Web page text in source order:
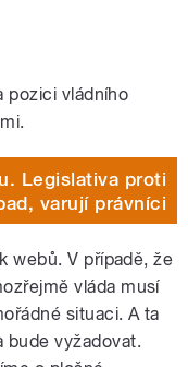
pozici vládního
Legislativa proti
varují právníci
webů. V případě, že
vláda musí
situaci. A ta
bude vyžadovat.